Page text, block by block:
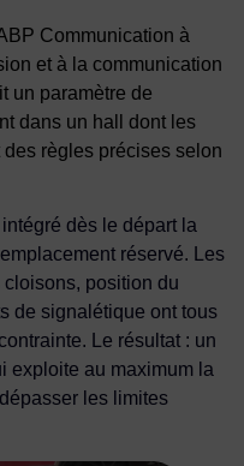
Communication à
et à la communication
un paramètre de
dans un hall dont les
règles précises selon
dès le départ la
réservé. Les
position du
de signalétique ont tous
Le résultat : un
exploite au maximum la
les limites